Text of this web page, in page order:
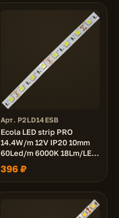
Арт. P2LD14ESB
Ecola LED strip PRO
14.4W/m 12V IP20 10mm
60Led/m 6000K 18Lm/LED
1080Lm/m светодиодная
лента на катушке 5м.
396 ₽